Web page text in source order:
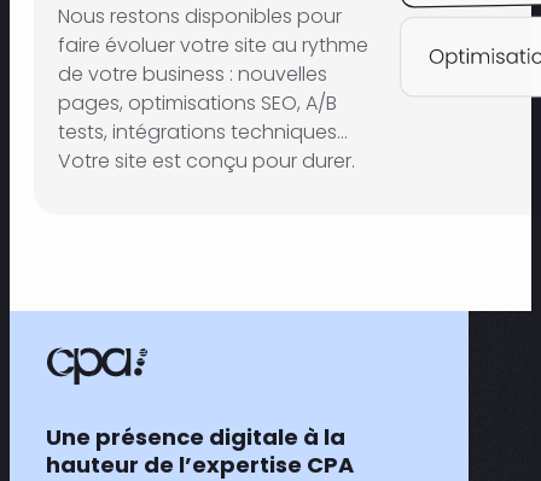
Nous restons disponibles pour
faire évoluer votre site au rythme
de votre business : nouvelles
pages, optimisations SEO, A/B
tests, intégrations techniques…
Votre site est conçu pour durer.
Une présence digitale à la
hauteur de l’expertise CPA